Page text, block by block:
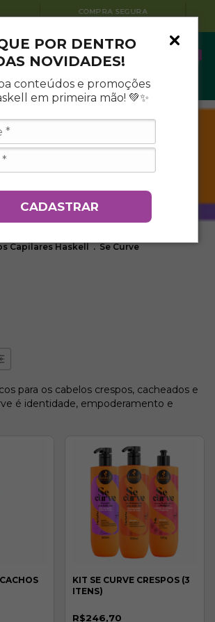
POR DENTRO
NOVIDADES!
conteúdos e promoções
em primeira mão! 💚✨
CADASTRAR
CUPOM 1ª COMPRA
BEMVINDO10
Capilares Haskell . Se Curve
para os cabelos crespos, cacheados e
é identidade, empoderamento e
KIT SE CURVE CRESPOS (3
ITENS)
R$246,70